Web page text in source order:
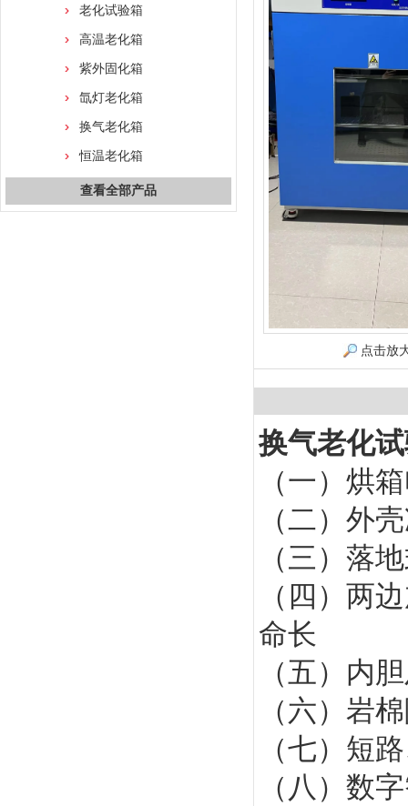
老化试验箱
高温老化箱
紫外固化箱
氙灯老化箱
换气老化箱
恒温老化箱
查看全部产品
点击放
换气老化
（一）烘
（二）外
（三）落
（四）两
命长
（五）内
（六）岩
（七）短
（八）数